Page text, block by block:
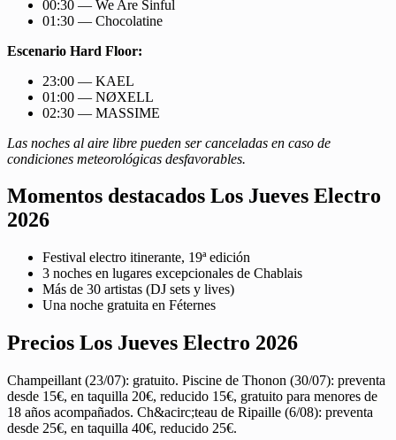
00:30 — We Are Sinful
01:30 — Chocolatine
Escenario Hard Floor:
23:00 — KAEL
01:00 — NØXELL
02:30 — MASSIME
Las noches al aire libre pueden ser canceladas en caso de
condiciones meteorológicas desfavorables.
Momentos destacados Los Jueves Electro
2026
Festival electro itinerante, 19ª edición
3 noches en lugares excepcionales de Chablais
Más de 30 artistas (DJ sets y lives)
Una noche gratuita en Féternes
Precios Los Jueves Electro 2026
Champeillant (23/07): gratuito. Piscine de Thonon (30/07): preventa
desde 15€, en taquilla 20€, reducido 15€, gratuito para menores de
18 años acompañados. Ch&acirc;teau de Ripaille (6/08): preventa
desde 25€, en taquilla 40€, reducido 25€.